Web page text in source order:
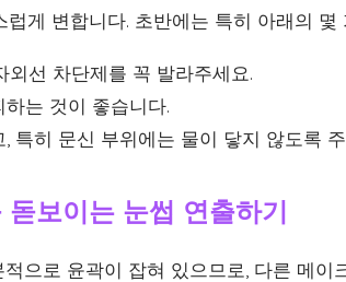
럽게 변합니다. 초반에는 특히 아래의 몇
외선 차단제를 꼭 발라주세요.
는 것이 좋습니다.
특히 문신 부위에는 물이 닿지 않도록
보이는 눈썹 연출하기
으로 윤곽이 잡혀 있으므로, 다른 메이